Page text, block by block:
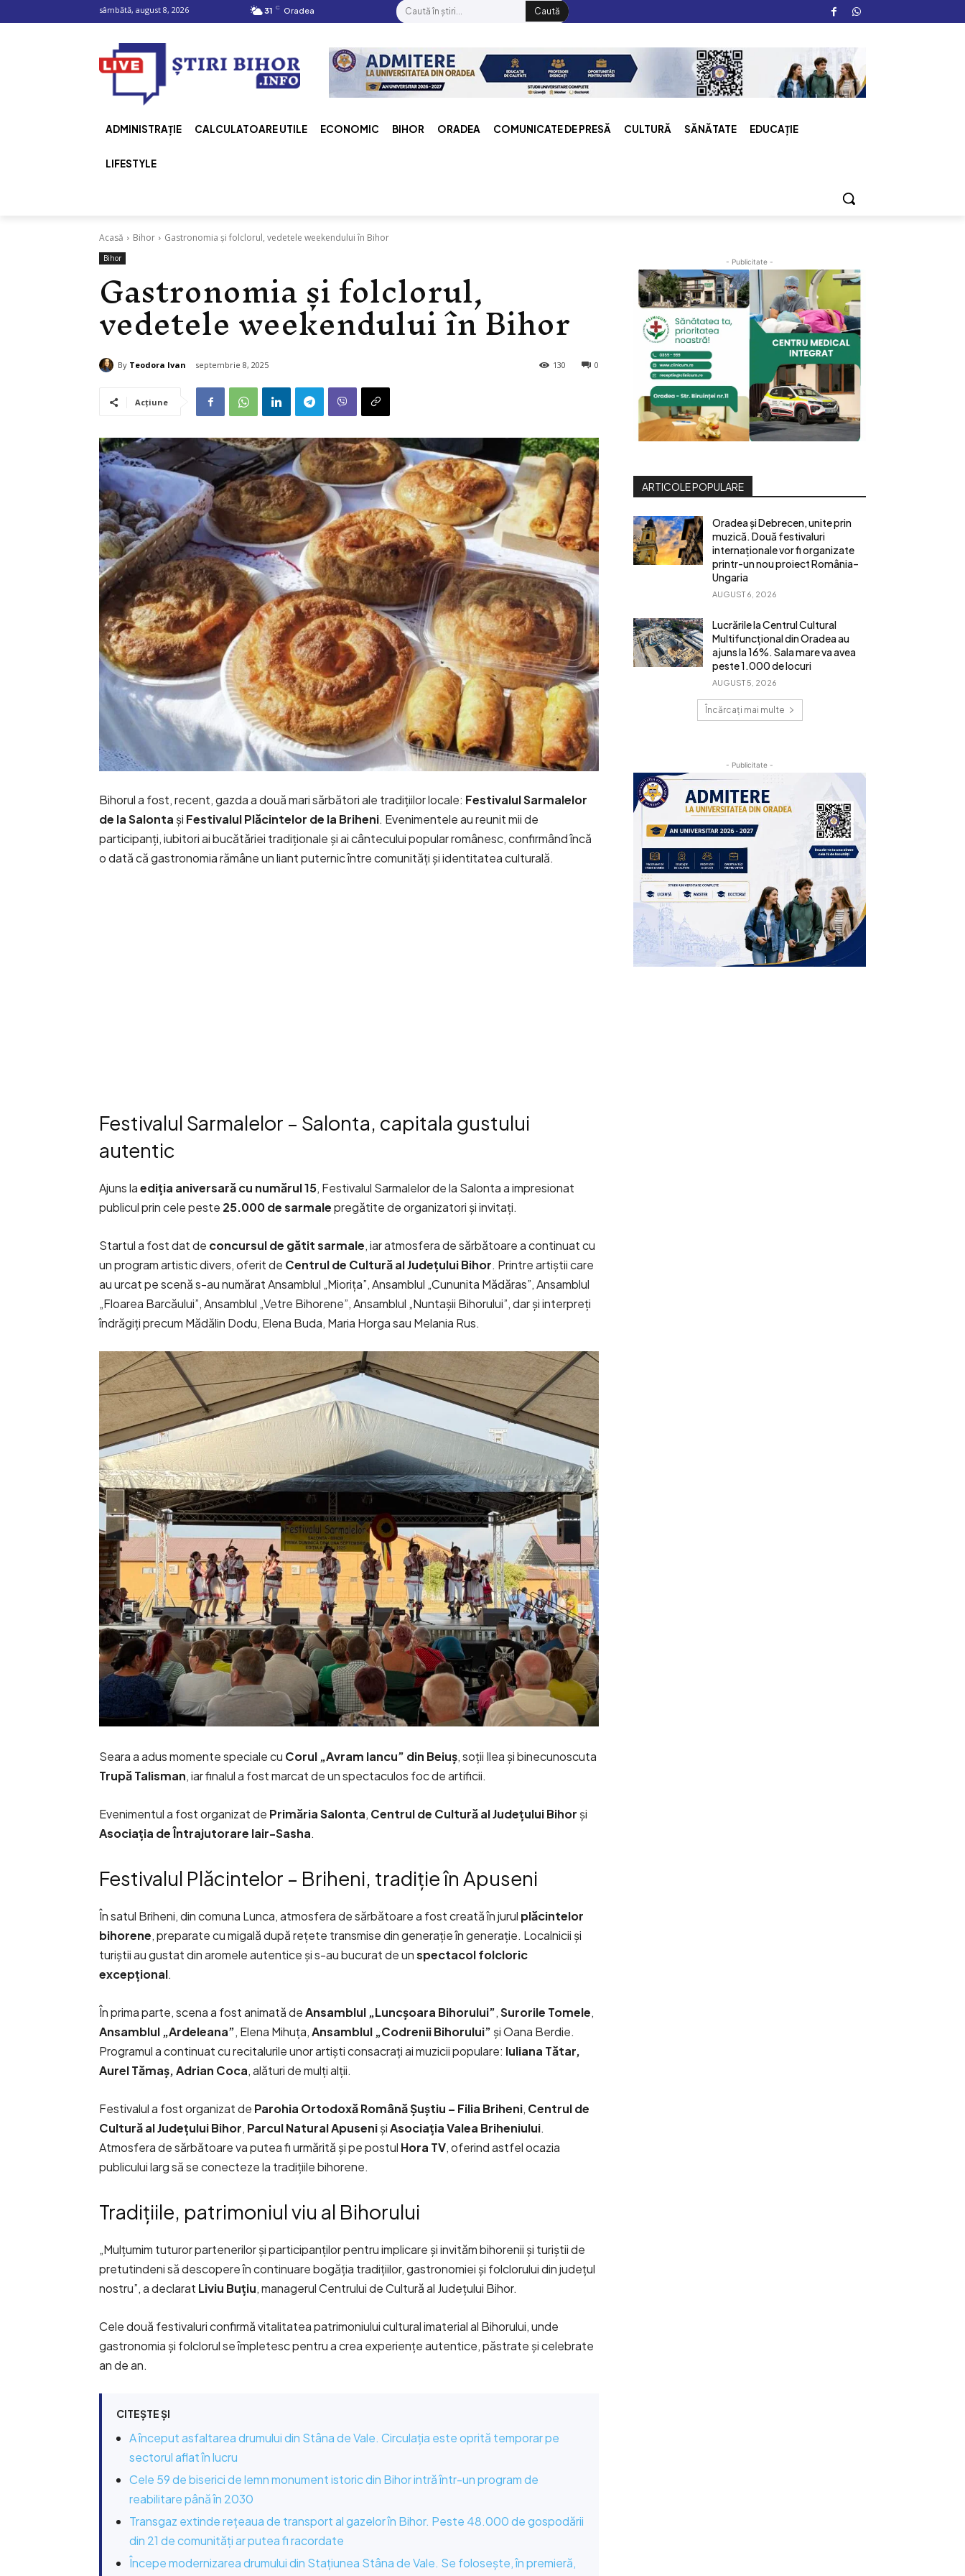
sâmbătă, august 8, 2026 31 C Oradea Caută
ADMINISTRAȚIE CALCULATOARE UTILE ECONOMIC BIHOR ORADEA COMUNICATE DE PRESĂ CULTURĂ SĂNĂTATE EDUCAȚIE
LIFESTYLE
Acasă Bihor Gastronomia și folclorul, vedetele weekendului în Bihor
Bihor
Gastronomia și folclorul,
vedetele weekendului în Bihor
By Teodora Ivan septembrie 8, 2025 0
130
Acțiune
Bihorul a fost, recent, gazda a două mari sărbători ale tradițiilor locale: Festivalul Sarmalelor
de la Salonta și Festivalul Plăcintelor de la Briheni. Evenimentele au reunit mii de
participanți, iubitori ai bucătăriei tradiționale și ai cântecului popular românesc, confirmând încă
o dată că gastronomia rămâne un liant puternic între comunități și identitatea culturală.
Festivalul Sarmalelor – Salonta, capitala gustului
autentic
Ajuns laediția aniversară cu numărul 15, Festivalul Sarmalelor de la Salonta a impresionat
publicul prin cele peste 25.000 de sarmalepregătite de organizatori și invitați.
Startul a fost dat de concursul de gătit sarmale, iar atmosfera de sărbătoare a continuat cu
un program artistic divers, oferit de Centrul de Cultură al Județului Bihor. Printre artiștii care
au urcat pe scenă s-au numărat Ansamblul „Miorița”, Ansamblul „Cununita Mădăras”, Ansamblul
„Floarea Barcăului”, Ansamblul „Vetre Bihorene”, Ansamblul „Nuntașii Bihorului”, dar și interpreți
îndrăgiți precum Mădălin Dodu, Elena Buda, Maria Horga sau Melania Rus.
Seara a adus momente speciale cu Corul „Avram Iancu” din Beiuș, soții Ilea și binecunoscuta
Trupă Talisman, iar finalul a fost marcat de un spectaculos foc de artificii.
Evenimentul a fost organizat de Primăria Salonta, Centrul de Cultură al Județului Bihor și
Asociația de Întrajutorare Iair-Sasha.
Festivalul Plăcintelor – Briheni, tradiție în Apuseni
În satul Briheni, din comuna Lunca, atmosfera de sărbătoare a fost creată în jurul plăcintelor
bihorene, preparate cu migală după rețete transmise din generație în generație. Localnicii și
turiștii au gustat din aromele autentice și s-au bucurat de unspectacol folcloric
excepțional.
În prima parte, scena a fost animată deAnsamblul „Luncșoara Bihorului”,Surorile Tomele,
Ansamblul „Ardeleana”, Elena Mihuța,Ansamblul „Codrenii Bihorului” și Oana Berdie.
Programul a continuat cu recitalurile unor artiști consacrați ai muzicii populare: Iuliana Tătar,
Aurel Tămaș, Adrian Coca, alături de mulți alții.
Festivalul a fost organizat de Parohia Ortodoxă Română Șuștiu – Filia Briheni, Centrul de
Cultură al Județului Bihor, Parcul Natural ApusenișiAsociația Valea Briheniului.
Atmosfera de sărbătoare va putea fi urmărită și pe postul Hora TV, oferind astfel ocazia
publicului larg să se conecteze la tradițiile bihorene.
Tradițiile, patrimoniul viu al Bihorului
„Mulțumim tuturor partenerilor și participanților pentru implicare și invităm bihorenii și turiștii de
pretutindeni să descopere în continuare bogăția tradițiilor, gastronomiei și folclorului din județul
nostru”, a declarat Liviu Buțiu, managerul Centrului de Cultură al Județului Bihor.
Cele două festivaluri confirmă vitalitatea patrimoniului cultural imaterial al Bihorului, unde
gastronomia și folclorul se împletesc pentru a crea experiențe autentice, păstrate și celebrate
an de an.
CITEȘTE ȘI
A început asfaltarea drumului din Stâna de Vale. Circulația este oprită temporar pe
sectorul aflat în lucru
Cele 59 de biserici de lemn monument istoric din Bihor intră într-un program de
reabilitare până în 2030
Transgaz extinde rețeaua de transport al gazelor în Bihor. Peste 48.000 de gospodării
din 21 de comunități ar putea fi racordate
Începe modernizarea drumului din Stațiunea Stâna de Vale. Se folosește, în premieră,
- Publicitate -
ARTICOLE POPULARE
Oradea și Debrecen, unite prin
muzică. Două festivaluri
internaționale vor fi organizate
printr-un nou proiect România–
Ungaria
AUGUST 6, 2026
Lucrările la Centrul Cultural
Multifuncțional din Oradea au
ajuns la 16%. Sala mare va avea
peste 1.000 de locuri
AUGUST 5, 2026
Încărcați mai multe
- Publicitate -